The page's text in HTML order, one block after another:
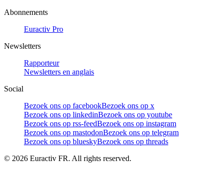
Abonnements
Euractiv Pro
Newsletters
Rapporteur
Newsletters en anglais
Social
Bezoek ons op facebookBezoek ons op x
Bezoek ons op linkedinBezoek ons op youtube
Bezoek ons op rss-feedBezoek ons op instagram
Bezoek ons op mastodonBezoek ons op telegram
Bezoek ons op blueskyBezoek ons op threads
© 2026 Euractiv FR. All rights reserved.